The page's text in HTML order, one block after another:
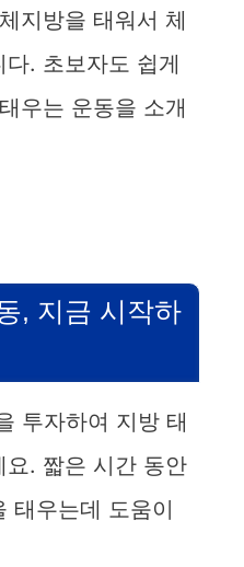
지방을 태워서 체
. 초보자도 쉽게
우는 운동을 소개
, 지금 시작하
투자하여 지방 태
요. 짧은 시간 동안
태우는데 도움이